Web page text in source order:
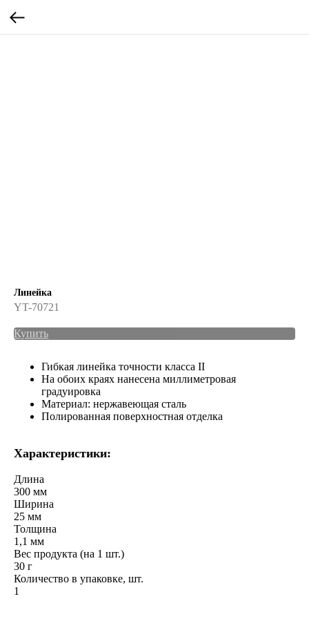
Линейка
YT-70721
Купить
Гибкая линейка точности класса II
На обоих краях нанесена миллиметровая
градуировка
Материал: нержавеющая сталь
Полированная поверхностная отделка
Характеристики:
Длина
300 мм
Ширина
25 мм
Толщина
1,1 мм
Вес продукта (на 1 шт.)
30 г
Количество в упаковке, шт.
1